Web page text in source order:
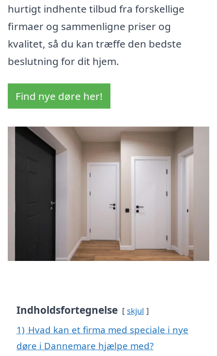
hurtigt indhente tilbud fra forskellige
firmaer og sammenligne priser og
kvalitet, så du kan træffe den bedste
beslutning for dit hjem.
Find nye døre her!
Indholdsfortegnelse skjul
1) Hvad kan et firma med speciale i nye
døre i Dannemare hjælpe med?